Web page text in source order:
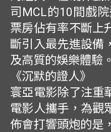
司MCL的10間戲
票房佔有率不斷上
斷引入最先進設備
及高質的娛樂體驗。
《沉默的證人》
寰亞電影除了注重
電影人攜手，為觀
佈會打響頭炮的是